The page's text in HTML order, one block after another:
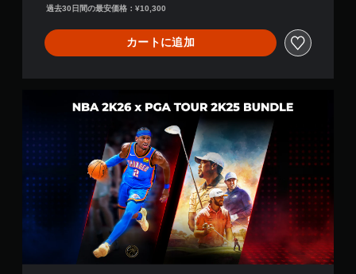
過去30日間の最安価格：¥10,300
カートに追加
A
』
x
『
P
G
A
U